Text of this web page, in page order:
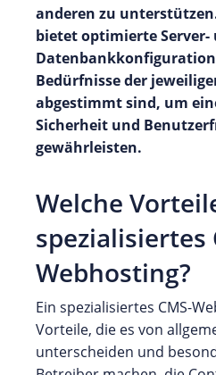
anderen zu
bietet optimierte Server-
Bedürfnisse der
abgestimmt sind, um
Sicherheit und
gewährleisten.
Welche
spezialisiertes
Webhosting?
Ein spezialisiertes CMS-
Vorteile, die es von
unterscheiden und